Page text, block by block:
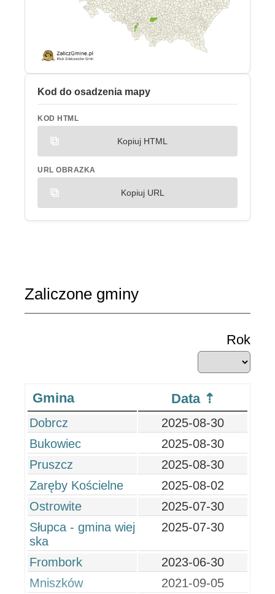
Kod do osadzenia mapy
KOD HTML
Kopiuj HTML
URL OBRAZKA
Kopiuj URL
Zaliczone gminy
Rok
Gmina Data
Dobrcz
2025-08-30
Bukowiec
2025-08-30
Pruszcz
2025-08-30
Zaręby Kościelne
2025-08-02
Ostrowite
2025-07-30
Słupca - gmina wiej
ska
2025-07-30
Frombork
2023-06-30
Mniszków
2021-09-05